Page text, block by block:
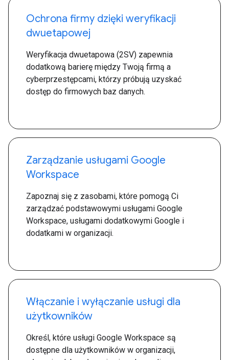
Ochrona firmy dzięki weryfikacji
dwuetapowej
Weryfikacja dwuetapowa (2SV) zapewnia
dodatkową barierę między Twoją firmą a
cyberprzestępcami, którzy próbują uzyskać
dostęp do firmowych baz danych.
Zarządzanie usługami Google
Workspace
Zapoznaj się z zasobami, które pomogą Ci
zarządzać podstawowymi usługami Google
Workspace, usługami dodatkowymi Google i
dodatkami w organizacji.
Włączanie i wyłączanie usługi dla
użytkowników
Określ, które usługi Google Workspace są
dostępne dla użytkowników w organizacji,